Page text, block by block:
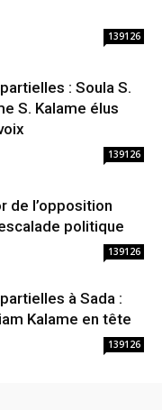
139126
: Soula S.
S. Kalame élus
139126
de l’opposition
politique
139126
à Sada :
Kalame en tête
139126